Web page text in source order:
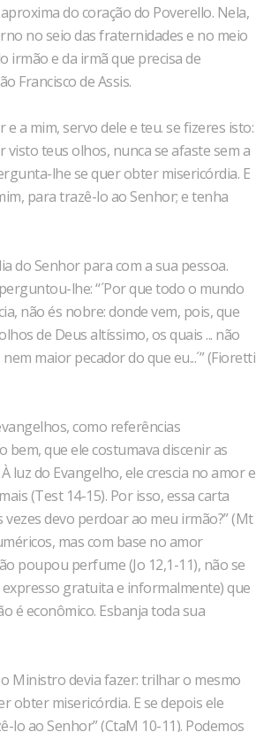
do coração do Poverello. Nela,
no seio das fraternidades e no meio
irmão e da irmã que precisa de
Francisco de Assis.
a mim, servo dele e teu. se fizeres isto:
teus olhos, nunca se afaste sem a
lhe se quer obter misericórdia. E
para trazê-lo ao Senhor; e tenha
do Senhor para com a sua pessoa.
lhe: “´Por que todo o mundo
não és nobre: donde vem, pois, que
de Deus altíssimo, os quais ... não
maior pecador do que eu...´” (Fioretti
como referências
que ele costumava discenir as
luz do Evangelho, ele crescia no amor e
(Test 14-15). Por isso, essa carta
devo perdoar ao meu irmão?” (Mt
mas com base no amor
poupou perfume (Jo 12,1-11), não se
gratuita e informalmente) que
é econômico. Esbanja toda sua
Ministro devia fazer: trilhar o mesmo
obter misericórdia. E se depois ele
lo ao Senhor” (CtaM 10-11). Podemos